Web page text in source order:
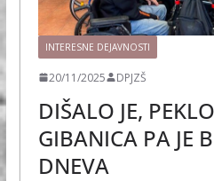
INTERESNE DEJAVNOSTI
20/11/2025 DPJZŠ
DIŠALO JE,
GIBANICA PA JE
DNEVA